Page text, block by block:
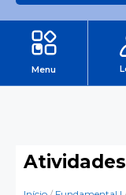
Menu
Atividades